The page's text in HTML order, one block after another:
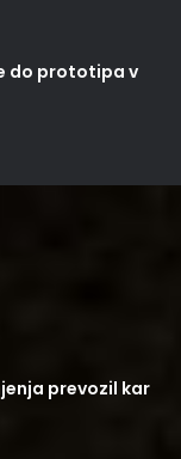
do prototipa v
prevozil kar